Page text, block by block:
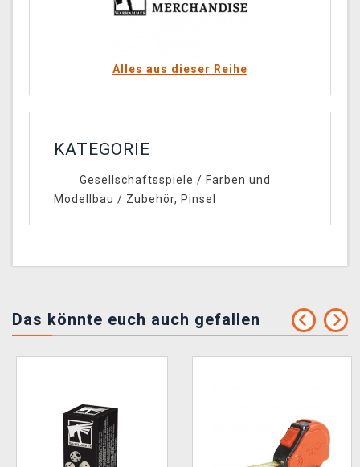
Alles aus dieser Reihe
KATEGORIE
Gesellschaftsspiele / Farben und
Modellbau / Zubehör, Pinsel
Das könnte euch auch gefallen